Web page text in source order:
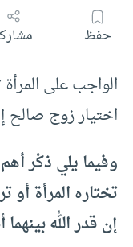
حفظ
الواجب على
اختيار زوج صالح
وفيما يلي ذكْر
تختاره المرأة أو
إن قدر الله بينهما